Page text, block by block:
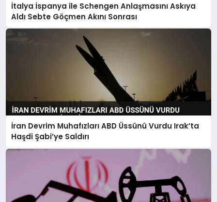
İtalya İspanya ile Schengen Anlaşmasını Askıya
Aldı Sebte Göçmen Akını Sonrası
İran Devrim Muhafızları ABD Üssünü Vurdu Irak’ta
Haşdi Şabi’ye Saldırı